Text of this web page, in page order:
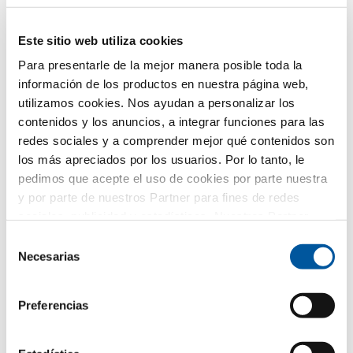
Este sitio web utiliza cookies
Para presentarle de la mejor manera posible toda la
información de los productos en nuestra página web,
utilizamos cookies. Nos ayudan a personalizar los
contenidos y los anuncios, a integrar funciones para las
redes sociales y a comprender mejor qué contenidos son
los más apreciados por los usuarios. Por lo tanto, le
pedimos que acepte el uso de cookies por parte nuestra
y por parte de nuestros Partner para fines de redes
proporcionados por usted o recogidos como parte de su
Necesarias
Preferencias
Solicitar diseños CAD
FIN-Vista frontal acristalado
169/193
Aluminio-Aluminio
Descargar ficha técnica de producto
Solicitar textos para mediciones
FIN-Project Slim-line Twin 78/88
Descargar ficha técnica de producto